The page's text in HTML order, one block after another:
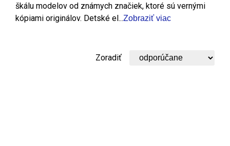
škálu modelov od známych značiek, ktoré sú vernými
kópiami originálov. Detské el...Zobraziť viac
Zoradiť